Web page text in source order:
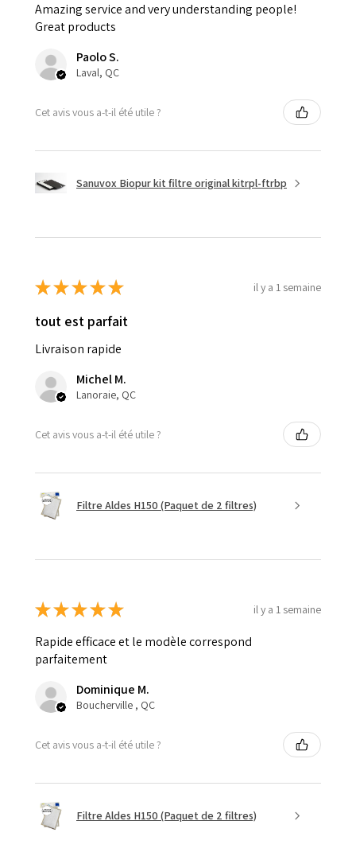
Amazing service and very understanding people!
Great products
Paolo S.
Laval, QC
Cet avis vous a-t-il été utile ?
Sanuvox Biopur kit filtre original kitrpl-ftrbp
★★★★★ il y a 1 semaine
tout est parfait
Livraison rapide
Michel M.
Lanoraie, QC
Cet avis vous a-t-il été utile ?
Filtre Aldes H150 (Paquet de 2 filtres)
★★★★★ il y a 1 semaine
Rapide efficace et le modèle correspond
parfaitement
Dominique M.
Boucherville , QC
Cet avis vous a-t-il été utile ?
Filtre Aldes H150 (Paquet de 2 filtres)